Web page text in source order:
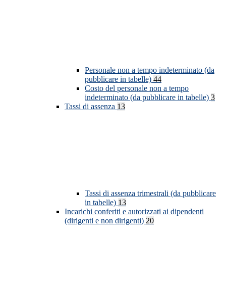
Personale non a tempo indeterminato (da
pubblicare in tabelle) 44
Costo del personale non a tempo
indeterminato (da pubblicare in tabelle) 3
Tassi di assenza 13
Tassi di assenza trimestrali (da pubblicare
in tabelle) 13
Incarichi conferiti e autorizzati ai dipendenti
(dirigenti e non dirigenti) 20